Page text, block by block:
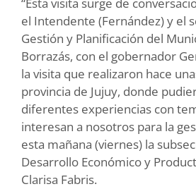
“Esta visita surge de
el Intendente (Fernández) y el
Gestión y Planificación del
Borrazás, con el gobernador
la visita que realizaron hace
provincia de Jujuy, donde
diferentes experiencias con
interesan a nosotros para la
esta mañana (viernes) la
Desarrollo Económico y
Clarisa Fabris.